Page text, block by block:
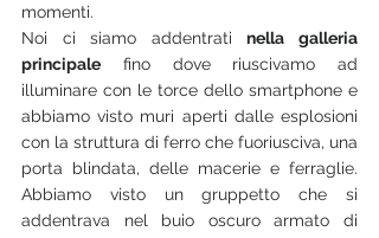
momenti.
Noi ci siamo addentrati nella galleria
principale fino dove riuscivamo ad
illuminare con le torce dello smartphone e
abbiamo visto muri aperti dalle esplosioni
con la struttura di ferro che fuoriusciva, una
porta blindata, delle macerie e ferraglie.
Abbiamo visto un gruppetto che si
addentrava nel buio oscuro armato di